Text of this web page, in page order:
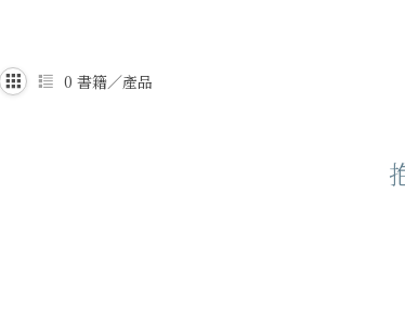
0 書籍／產品